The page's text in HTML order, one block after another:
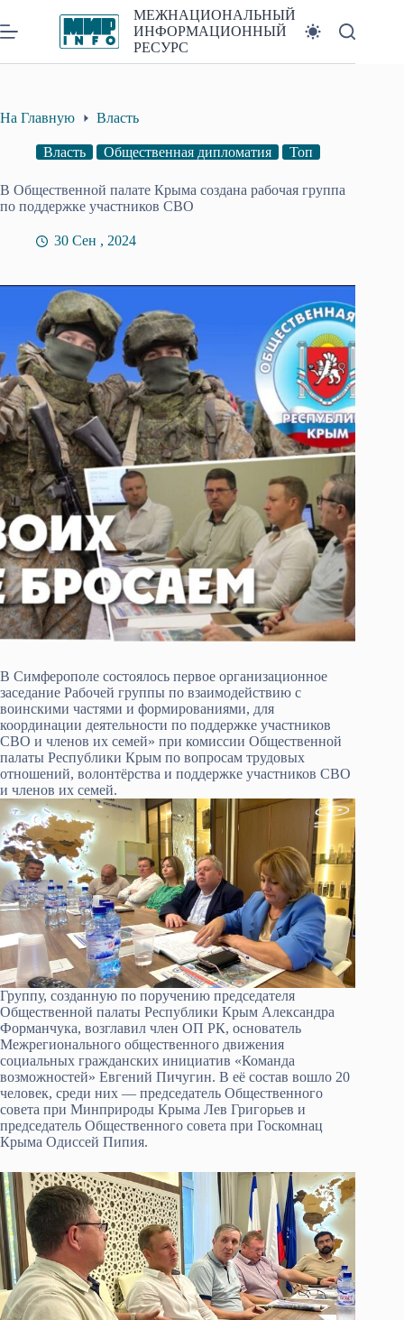
к
сути
МЕЖНАЦИОНАЛЬНЫЙ
ИНФОРМАЦИОННЫЙ
РЕСУРС
На Главную Власть
Власть Общественная дипломатия Топ
В Общественной палате Крыма создана рабочая группа
по поддержке участников СВО
30 Сен , 2024
В Симферополе состоялось первое организационное
заседание Рабочей группы по взаимодействию с
воинскими частями и формированиями, для
координации деятельности по поддержке участников
СВО и членов их семей» при комиссии Общественной
палаты Республики Крым по вопросам трудовых
отношений, волонтёрства и поддержке участников СВО
и членов их семей.
Группу, созданную по поручению председателя
Общественной палаты Республики Крым Александра
Форманчука, возглавил член ОП РК, основатель
Межрегионального общественного движения
социальных гражданских инициатив «Команда
возможностей» Евгений Пичугин. В её состав вошло 20
человек, среди них — председатель Общественного
совета при Минприроды Крыма Лев Григорьев и
председатель Общественного совета при Госкомнац
Крыма Одиссей Пипия.